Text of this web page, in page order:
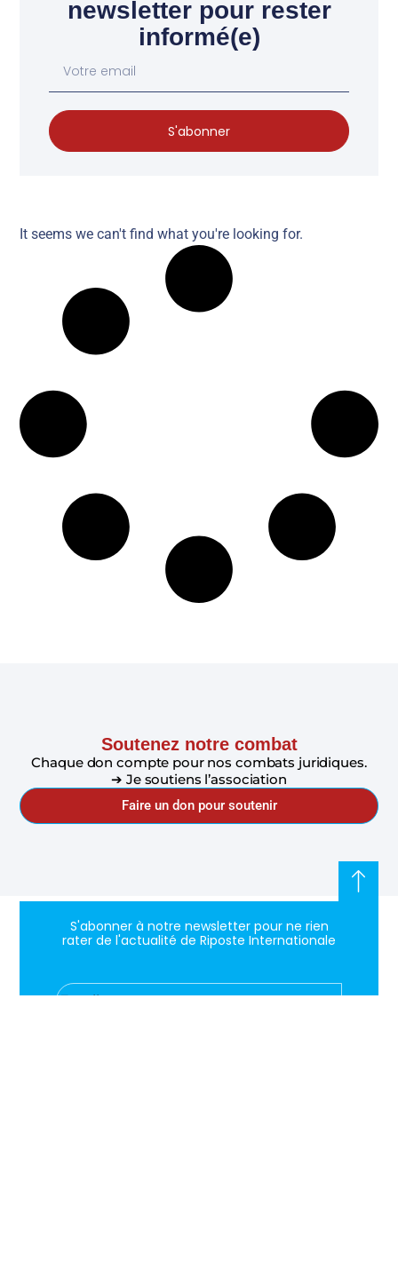
newsletter pour rester
informé(e)
S'abonner
It seems we can't find what you're looking for.
Soutenez notre combat
Chaque don compte pour nos combats juridiques.
➔ Je soutiens l’association
Faire un don pour soutenir
S'abonner à notre newsletter pour ne rien
rater de l'actualité de Riposte Internationale